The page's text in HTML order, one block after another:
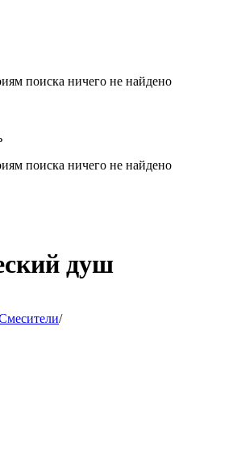
поиска ничего не найдено
поиска ничего не найдено
душ
/